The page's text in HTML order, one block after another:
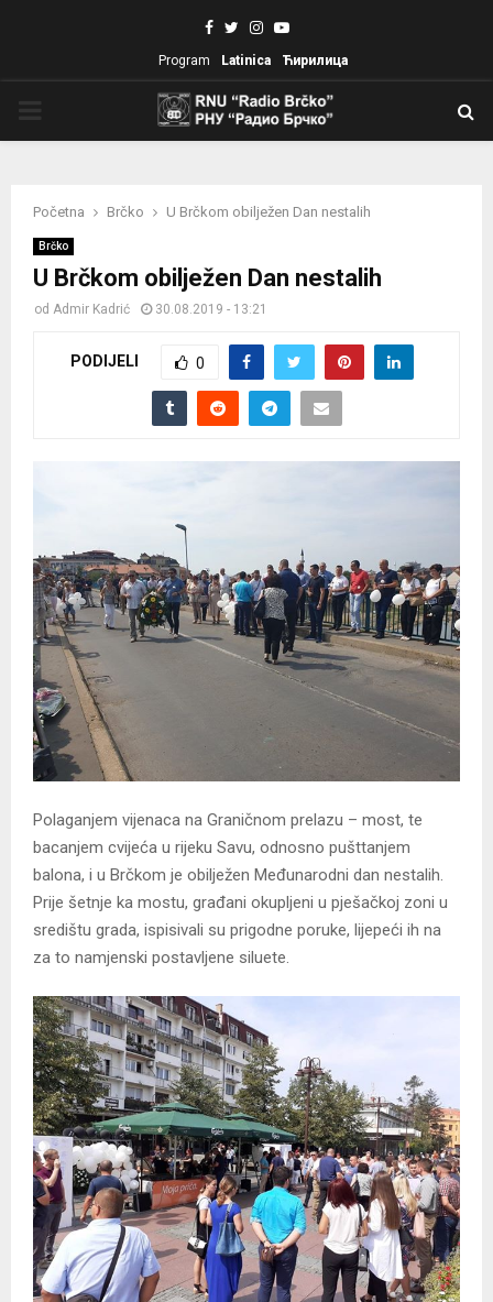
Facebook
TwitterInstagram
Youtube
Program Latinica Ћирилица
Početna Brčko U Brčkom obilježen Dan nestalih
Brčko
U Brčkom obilježen Dan nestalih
od Admir Kadrić 30.08.2019 - 13:21
PODIJELI 0
Polaganjem vijenaca na Graničnom prelazu – most, te
bacanjem cvijeća u rijeku Savu, odnosno pušttanjem
balona, i u Brčkom je obilježen Međunarodni dan nestalih.
Prije šetnje ka mostu, građani okupljeni u pješačkoj zoni u
središtu grada, ispisivali su prigodne poruke, lijepeći ih na
za to namjenski postavljene siluete.